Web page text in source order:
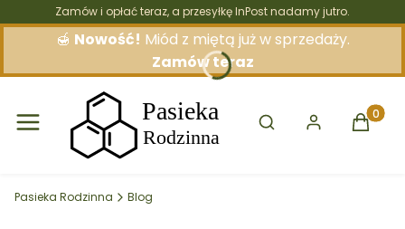
Zamów i opłać teraz, a przesyłkę InPost nadamy jutro.
🍯 Nowość! Miód z miętą już w sprzedaży.
Zamów teraz
Otwórz wyszukiwarkę
Pasieka Rodzinna Blog